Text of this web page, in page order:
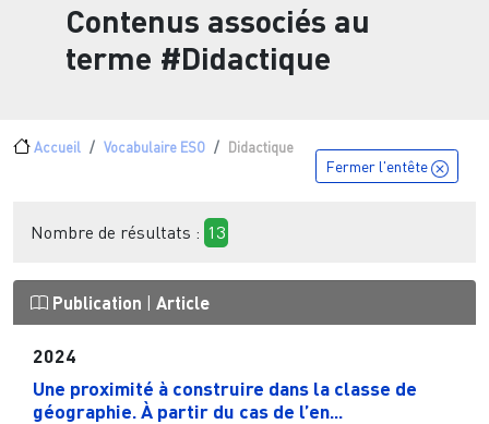
Contenus associés au
terme #Didactique
Fil d'Ariane
Accueil Vocabulaire ESO Didactique
Fermer l'entête
Nombre de résultats : 13
Publication Article
2024
Une proximité à construire dans la classe de
géographie. À partir du cas de l’en...